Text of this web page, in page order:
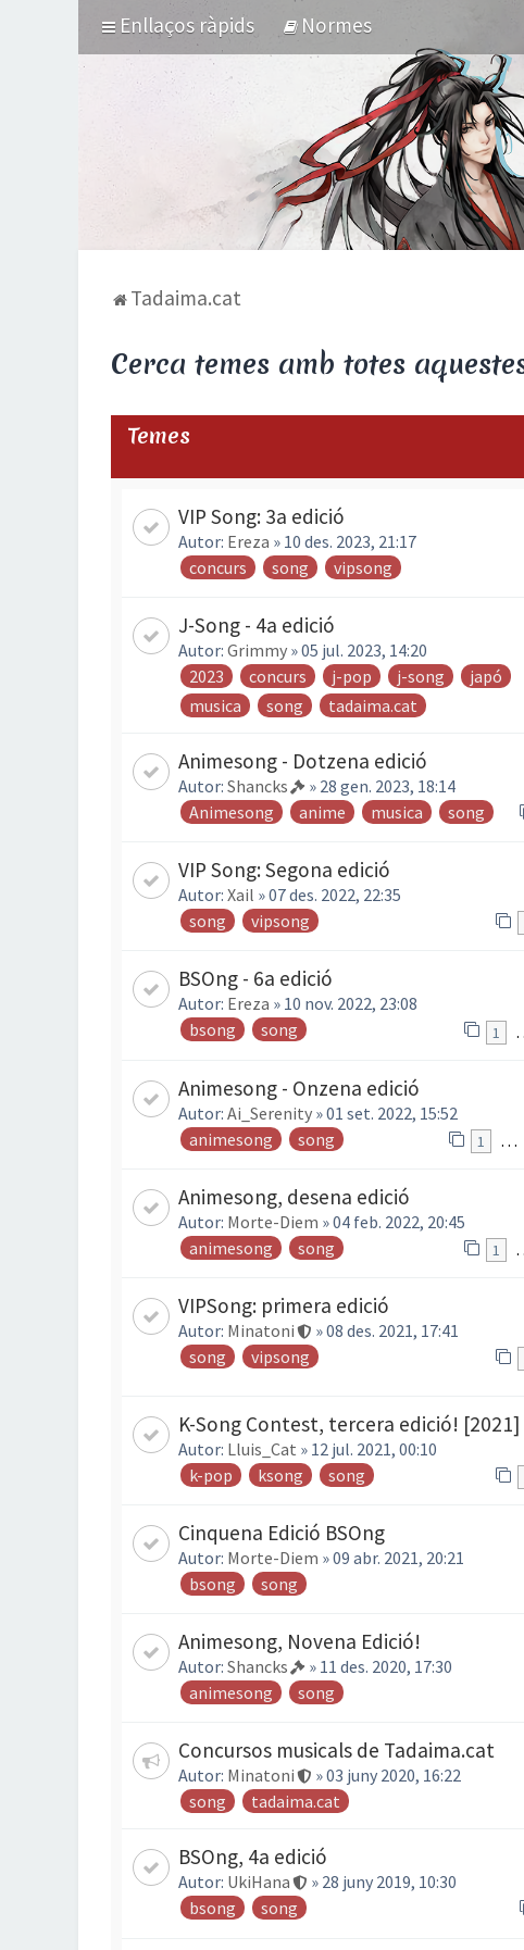
Enllaços ràpids Normes
Tadaima.cat
Cerca temes amb totes
Temes
VIP Song: 3a edició
Autor: Ereza » 10 des. 2023, 21:17
concurs song vipsong
J-Song - 4a edició
Autor: Grimmy » 05 jul. 2023, 14:20
2023 concurs j-pop j-song
japó
musica
song tadaima.cat
Animesong - Dotzena edició
Autor: Shancks » 28 gen. 2023, 18:14
Animesong anime musica song
VIP Song: Segona edició
Autor: Xail » 07 des. 2022, 22:35
song vipsong
BSOng - 6a edició
Autor: Ereza » 10 nov. 2022, 23:08
1
bsong song
Animesong - Onzena edició
Autor: Ai_Serenity » 01 set. 2022, 15:52
1 …
animesong song
Animesong, desena edició
Autor: Morte-Diem » 04 feb. 2022, 20:45
1
animesong song
VIPSong: primera edició
Autor: Minatoni » 08 des. 2021, 17:41
song vipsong
K-Song Contest, tercera edició! [2021]
Autor: Lluis_Cat » 12 jul. 2021, 00:10
k-pop ksong song
Cinquena Edició BSOng
Autor: Morte-Diem » 09 abr. 2021, 20:21
bsong song
Animesong, Novena Edició!
Autor: Shancks » 11 des. 2020, 17:30
animesong song
Concursos musicals de Tadaima.cat
Autor: Minatoni
» 03 juny 2020, 16:22
song
tadaima.cat
BSOng, 4a edició
Autor: UkiHana » 28 juny 2019, 10:30
bsong song